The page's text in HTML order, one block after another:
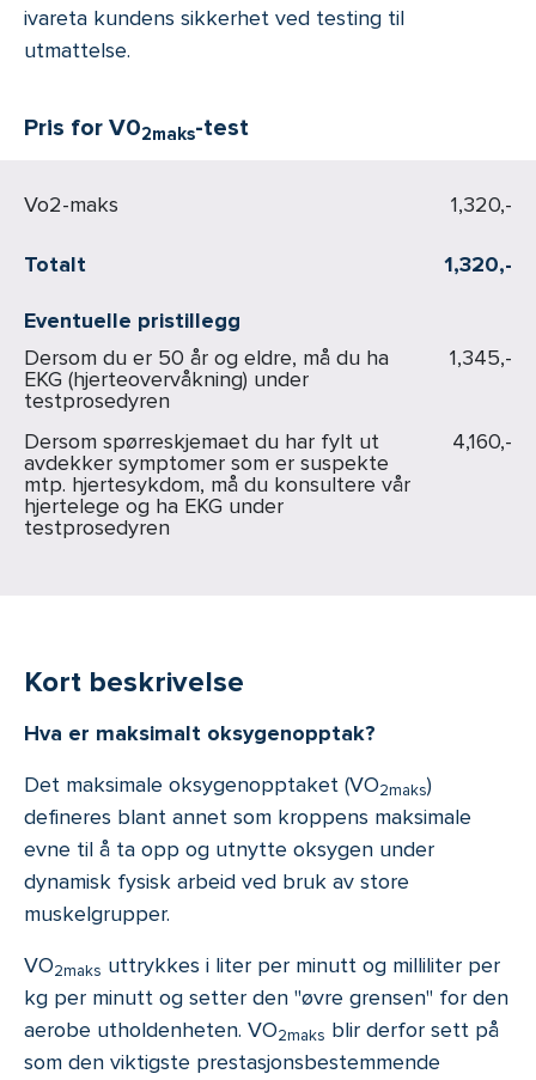
ivareta kundens sikkerhet ved testing til
utmattelse.
Pris for V02maks-test
Vo2-maks 1,320,-
Totalt 1,320,-
Eventuelle pristillegg
Dersom du er 50 år og eldre, må du ha
EKG (hjerteovervåkning) under
testprosedyren
1,345,-
Dersom spørreskjemaet du har fylt ut
avdekker symptomer som er suspekte
mtp. hjertesykdom, må du konsultere vår
hjertelege og ha EKG under
testprosedyren
4,160,-
Kort beskrivelse
Hva er maksimalt oksygenopptak?
Det maksimale oksygenopptaket (VO2maks)
defineres blant annet som kroppens maksimale
evne til å ta opp og utnytte oksygen under
dynamisk fysisk arbeid ved bruk av store
muskelgrupper.
VO2maks uttrykkes i liter per minutt og milliliter per
kg per minutt og setter den "øvre grensen" for den
aerobe utholdenheten. VO2maks blir derfor sett på
som den viktigste prestasjonsbestemmende